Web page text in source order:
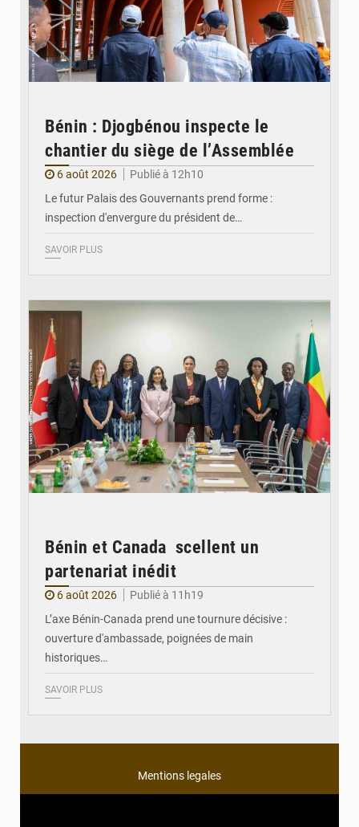
Bénin : Djogbénou inspecte le
chantier du siège de l’Assemblée
6 août 2026
Publié à 12h10
Le futur Palais des Gouvernants prend forme :
inspection d'envergure du président de…
SAVOIR PLUS
Bénin et Canada scellent un
partenariat inédit
6 août 2026
Publié à 11h19
L’axe Bénin-Canada prend une tournure décisive :
ouverture d'ambassade, poignées de main
historiques…
SAVOIR PLUS
Mentions legales